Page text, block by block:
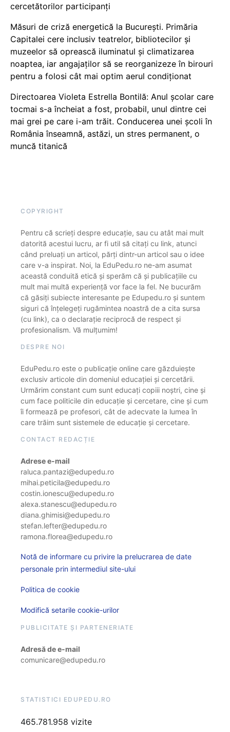
cercetătorilor participanți
Măsuri de criză energetică la București. Primăria
Capitalei cere inclusiv teatrelor, bibliotecilor și
muzeelor să oprească iluminatul și climatizarea
noaptea, iar angajaților să se reorganizeze în birouri
pentru a folosi cât mai optim aerul condiționat
Directoarea Violeta Estrella Bontilă: Anul școlar care
tocmai s-a încheiat a fost, probabil, unul dintre cei
mai grei pe care i-am trăit. Conducerea unei școli în
România înseamnă, astăzi, un stres permanent, o
muncă titanică
COPYRIGHT
Pentru că scrieți despre educație, sau cu atât mai mult
datorită acestui lucru, ar fi util să citați cu link, atunci
când preluați un articol, părți dintr-un articol sau o idee
care v-a inspirat. Noi, la EduPedu.ro ne-am asumat
această conduită etică și sperăm că și publicațiile cu
mult mai multă experiență vor face la fel. Ne bucurăm
că găsiți subiecte interesante pe Edupedu.ro și suntem
siguri că înțelegeți rugămintea noastră de a cita sursa
(cu link), ca o declarație reciprocă de respect și
profesionalism. Vă mulțumim!
DESPRE NOI
EduPedu.ro este o publicație online care găzduiește
exclusiv articole din domeniul educației și cercetării.
Urmărim constant cum sunt educați copiii noștri, cine și
cum face politicile din educație și cercetare, cine și cum
îi formează pe profesori, cât de adecvate la lumea în
care trăim sunt sistemele de educație și cercetare.
CONTACT REDACȚIE
Adrese e-mail
raluca.pantazi@edupedu.ro
mihai.peticila@edupedu.ro
costin.ionescu@edupedu.ro
alexa.stanescu@edupedu.ro
diana.ghimisi@edupedu.ro
stefan.lefter@edupedu.ro
ramona.florea@edupedu.ro
Notă de informare cu privire la prelucrarea de date
personale prin intermediul site-ului
Politica de cookie
Modifică setarile cookie-urilor
PUBLICITATE ȘI PARTENERIATE
Adresă de e-mail
comunicare@edupedu.ro
STATISTICI EDUPEDU.RO
465.781.958 vizite